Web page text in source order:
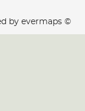
by evermaps ©